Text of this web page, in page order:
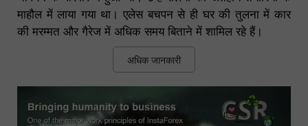
माहौल में लाया गया था। एलेस बचपन से ही घर की तुलना में कार
की मरम्मत और गैरेज में अधिक समय बिताने में शामिल रहे हैं।
अधिक जानकारी